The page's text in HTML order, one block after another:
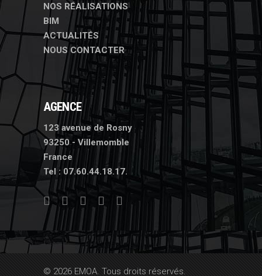
NOS RÉALISATIONS
BIM
ACTUALITÉS
NOUS CONTACTER
AGENCE
123 avenue de Rosny
93250 - Villemomble
France
Tel :07.60.44.18.17.
© 2026 EMOA. Tous droits réservés.